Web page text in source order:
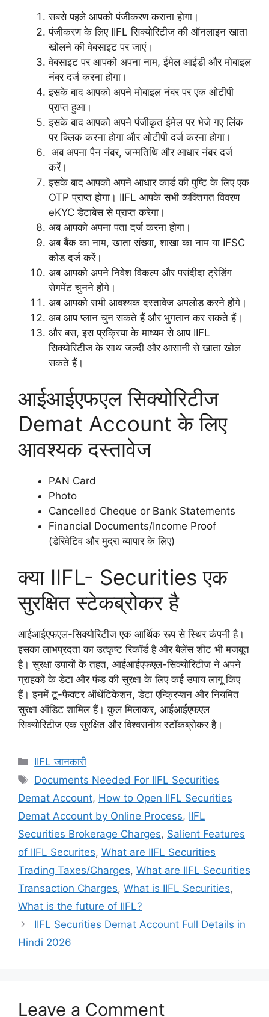
सबसे पहले आपको पंजीकरण कराना होगा।
पंजीकरण के लिए IIFL सिक्योरिटीज की ऑनलाइन खाता
खोलने की वेबसाइट पर जाएं।
वेबसाइट पर आपको अपना नाम, ईमेल आईडी और मोबाइल
नंबर दर्ज करना होगा।
इसके बाद आपको अपने मोबाइल नंबर पर एक ओटीपी
प्राप्त हुआ।
इसके बाद आपको अपने पंजीकृत ईमेल पर भेजे गए लिंक
पर क्लिक करना होगा और ओटीपी दर्ज करना होगा।
अब अपना पैन नंबर, जन्मतिथि और आधार नंबर दर्ज
करें।
इसके बाद आपको अपने आधार कार्ड की पुष्टि के लिए एक
OTP प्राप्त होगा। IIFL आपके सभी व्यक्तिगत विवरण
eKYC डेटाबेस से प्राप्त करेगा।
अब आपको अपना पता दर्ज करना होगा।
अब बैंक का नाम, खाता संख्या, शाखा का नाम या IFSC
कोड दर्ज करें।
अब आपको अपने निवेश विकल्प और पसंदीदा ट्रेडिंग
सेगमेंट चुनने होंगे।
अब आपको सभी आवश्यक दस्तावेज अपलोड करने होंगे।
अब आप प्लान चुन सकते हैं और भुगतान कर सकते हैं।
और बस, इस प्रक्रिया के माध्यम से आप IIFL
सिक्योरिटीज के साथ जल्दी और आसानी से खाता खोल
सकते हैं।
आईआईएफएल सिक्योरिटीज
Demat Account के लिए
आवश्यक दस्तावेज
PAN Card
Photo
Cancelled Cheque or Bank Statements
Financial Documents/Income Proof
(डेरिवेटिव और मुद्रा व्यापार के लिए)
क्या IIFL- Securities एक
सुरक्षित स्टेकब्रोकर है
आईआईएफएल-सिक्योरिटीज एक आर्थिक रूप से स्थिर कंपनी है।
इसका लाभप्रदता का उत्कृष्ट रिकॉर्ड है और बैलेंस शीट भी मजबूत
है। सुरक्षा उपायों के तहत, आईआईएफएल-सिक्योरिटीज ने अपने
ग्राहकों के डेटा और फंड की सुरक्षा के लिए कई उपाय लागू किए
हैं। इनमें टू-फैक्टर ऑथेंटिकेशन, डेटा एन्क्रिप्शन और नियमित
सुरक्षा ऑडिट शामिल हैं। कुल मिलाकर, आईआईएफएल
सिक्योरिटीज एक सुरक्षित और विश्वसनीय स्टॉकब्रोकर है।
Categories
IIFL जानकारी
Tags
Documents Needed For IIFL Securities
Demat Account, How to Open IIFL Securities
Demat Account by Online Process, IIFL
Securities Brokerage Charges, Salient Features
of IIFL Securites, What are IIFL Securities
Trading Taxes/Charges, What are IIFL Securities
Transaction Charges, What is IIFL Securities,
What is the future of IIFL?
IIFL Securities Demat Account Full Details in
Hindi 2026
Leave a Comment